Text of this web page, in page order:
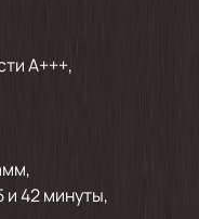
А+++,
и 42 минуты,